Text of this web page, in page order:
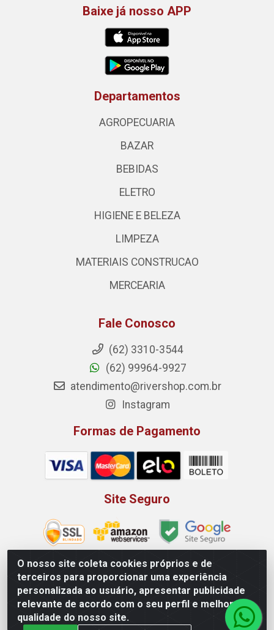
O nosso site coleta cookies próprios e de
terceiros para proporcionar uma experiência
personalizada ao usuário, apresentar publicidade
relevante de acordo com o seu perfil e melhorar a
qualidade do nosso site.
Baixe já nosso APP
Departamentos
AGROPECUARIA
BAZAR
BEBIDAS
ELETRO
HIGIENE E BELEZA
LIMPEZA
MATERIAIS CONSTRUCAO
MERCEARIA
Fale Conosco
(62) 3310-3544
(62) 99964-9927
atendimento@rivershop.com.br
Instagram
Formas de Pagamento
Site Seguro
Rio Vermelho Distribuição de Alimentos LTDA - Rodovia BR,
153, KM 52 N 00 QD 00 LT 16 - Bairro Jardim Eldorado,
Anápolis/GO - CEP 75.045-190 - CNPJ 10.912.900/0002-40